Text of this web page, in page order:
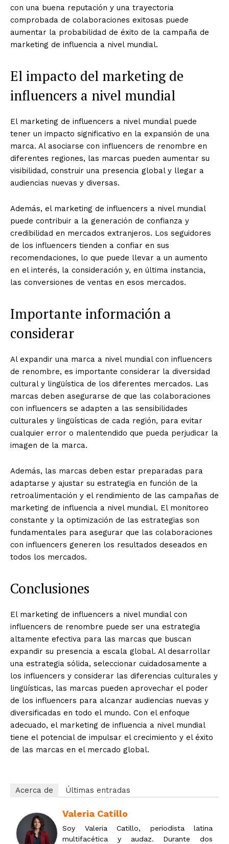
con una buena reputación y una trayectoria
comprobada de colaboraciones exitosas puede
aumentar la probabilidad de éxito de la campaña de
marketing de influencia a nivel mundial.
El impacto del marketing de
influencers a nivel mundial
El marketing de influencers a nivel mundial puede
tener un impacto significativo en la expansión de una
marca. Al asociarse con influencers de renombre en
diferentes regiones, las marcas pueden aumentar su
visibilidad, construir una presencia global y llegar a
audiencias nuevas y diversas.
Además, el marketing de influencers a nivel mundial
puede contribuir a la generación de confianza y
credibilidad en mercados extranjeros. Los seguidores
de los influencers tienden a confiar en sus
recomendaciones, lo que puede llevar a un aumento
en el interés, la consideración y, en última instancia,
las conversiones de ventas en esos mercados.
Importante información a
considerar
Al expandir una marca a nivel mundial con influencers
de renombre, es importante considerar la diversidad
cultural y lingüística de los diferentes mercados. Las
marcas deben asegurarse de que las colaboraciones
con influencers se adapten a las sensibilidades
culturales y lingüísticas de cada región, para evitar
cualquier error o malentendido que pueda perjudicar la
imagen de la marca.
Además, las marcas deben estar preparadas para
adaptarse y ajustar su estrategia en función de la
retroalimentación y el rendimiento de las campañas de
marketing de influencia a nivel mundial. El monitoreo
constante y la optimización de las estrategias son
fundamentales para asegurar que las colaboraciones
con influencers generen los resultados deseados en
todos los mercados.
Conclusiones
El marketing de influencers a nivel mundial con
influencers de renombre puede ser una estrategia
altamente efectiva para las marcas que buscan
expandir su presencia a escala global. Al desarrollar
una estrategia sólida, seleccionar cuidadosamente a
los influencers y considerar las diferencias culturales y
lingüísticas, las marcas pueden aprovechar el poder
de los influencers para alcanzar audiencias nuevas y
diversificadas en todo el mundo. Con el enfoque
adecuado, el marketing de influencia a nivel mundial
tiene el potencial de impulsar el crecimiento y el éxito
de las marcas en el mercado global.
Acerca de Últimas entradas
Valeria Catillo
Soy Valeria Catillo, periodista latina
multifacética y audaz. Durante dos